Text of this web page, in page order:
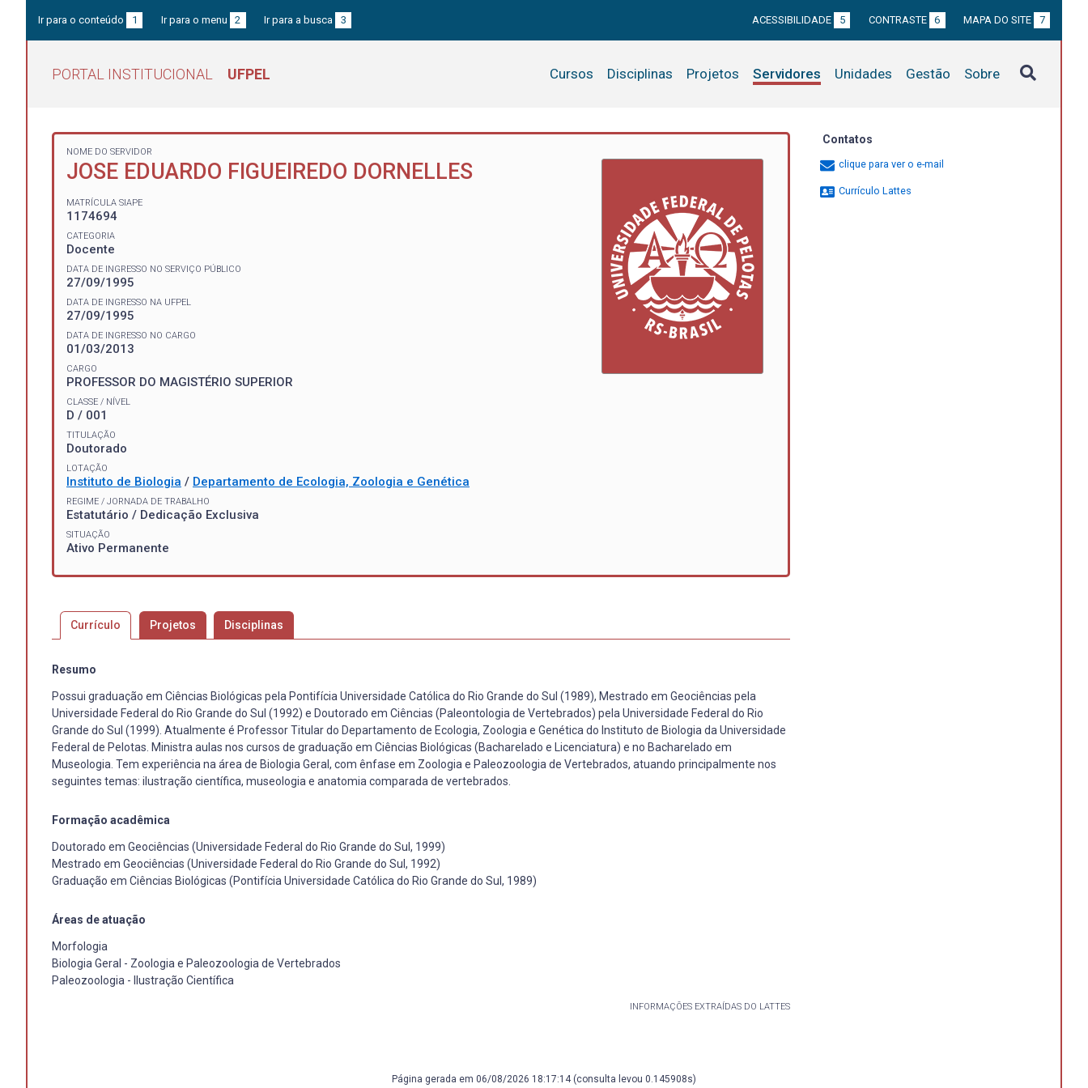
Ir para o conteúdo 1 Ir para o menu 2 Ir para a busca 3 ACESSIBILIDADE 5 CONTRASTE 6 MAPA DO SITE 7
PORTAL INSTITUCIONAL UFPEL Cursos Disciplinas Projetos Servidores Unidades Gestão Sobre
NOME DO SERVIDOR
JOSE EDUARDO FIGUEIREDO DORNELLES
MATRÍCULA SIAPE
1174694
CATEGORIA
Docente
DATA DE INGRESSO NO SERVIÇO PÚBLICO
27/09/1995
DATA DE INGRESSO NA UFPEL
27/09/1995
DATA DE INGRESSO NO CARGO
01/03/2013
CARGO
PROFESSOR DO MAGISTÉRIO SUPERIOR
CLASSE / NÍVEL
D / 001
TITULAÇÃO
Doutorado
LOTAÇÃO
Instituto de Biologia / Departamento de Ecologia, Zoologia e Genética
REGIME / JORNADA DE TRABALHO
Estatutário / Dedicação Exclusiva
SITUAÇÃO
Ativo Permanente
Currículo Projetos Disciplinas
Resumo
Possui graduação em Ciências Biológicas pela Pontifícia Universidade Católica do Rio Grande do Sul (1989), Mestrado em Geociências pela
Universidade Federal do Rio Grande do Sul (1992) e Doutorado em Ciências (Paleontologia de Vertebrados) pela Universidade Federal do Rio
Grande do Sul (1999). Atualmente é Professor Titular do Departamento de Ecologia, Zoologia e Genética do Instituto de Biologia da Universidade
Federal de Pelotas. Ministra aulas nos cursos de graduação em Ciências Biológicas (Bacharelado e Licenciatura) e no Bacharelado em
Museologia. Tem experiência na área de Biologia Geral, com ênfase em Zoologia e Paleozoologia de Vertebrados, atuando principalmente nos
seguintes temas: ilustração científica, museologia e anatomia comparada de vertebrados.
Formação acadêmica
Doutorado em Geociências (Universidade Federal do Rio Grande do Sul, 1999)
Mestrado em Geociências (Universidade Federal do Rio Grande do Sul, 1992)
Graduação em Ciências Biológicas (Pontifícia Universidade Católica do Rio Grande do Sul, 1989)
Áreas de atuação
Morfologia
Biologia Geral - Zoologia e Paleozoologia de Vertebrados
Paleozoologia - Ilustração Científica
INFORMAÇÕES EXTRAÍDAS DO LATTES
Contatos
clique para ver o e-mail
Currículo Lattes
Página gerada em 06/08/2026 18:17:14 (consulta levou 0.145908s)